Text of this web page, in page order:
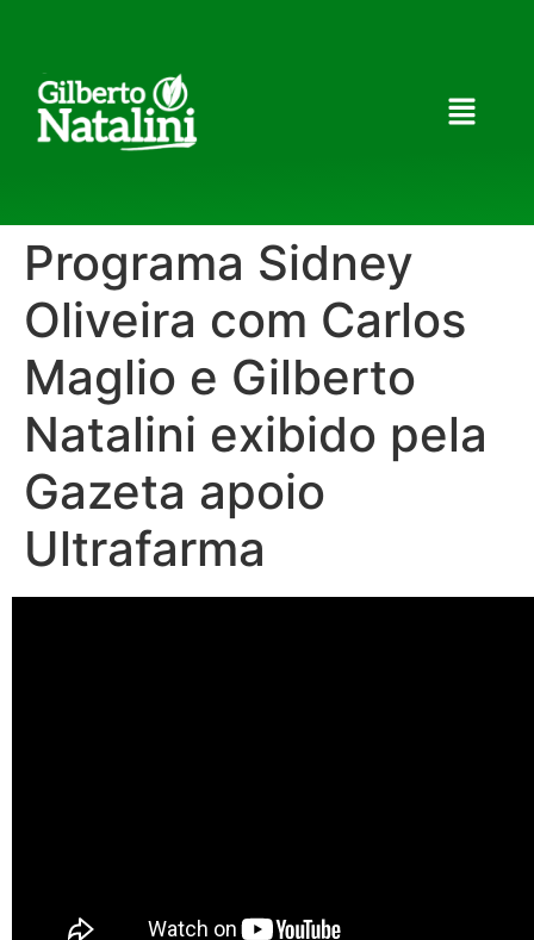
Programa Sidney
Oliveira com Carlos
Maglio e Gilberto
Natalini exibido pela
Gazeta apoio
Ultrafarma